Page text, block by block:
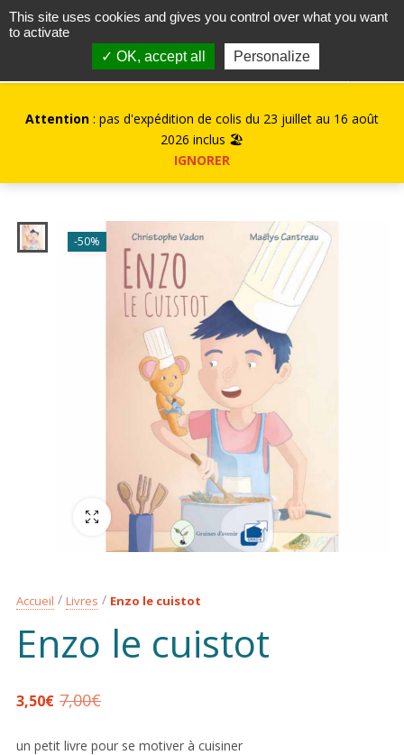
contact@kurioz.org
Attention : pas d'expédition de colis du 23 juillet au 16 août
2026 inclus 🏖️
IGNORER
-50%
Plein écran
Accueil Livres Enzo le cuistot
Enzo le cuistot
7,00€
3,50€
un petit livre pour se motiver à cuisiner
This site uses cookies and gives you control over what you want
to activate
✓ OK, accept all
Personalize